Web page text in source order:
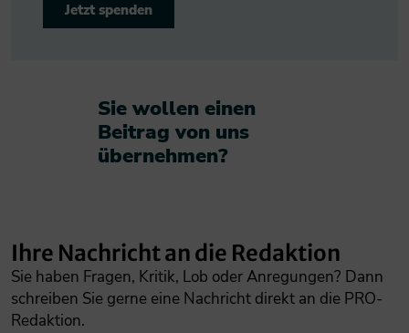
Jetzt spenden
Sie wollen einen
Beitrag von uns
übernehmen?​
Ihre Nachricht an die Redaktion
Sie haben Fragen, Kritik, Lob oder Anregungen? Dann
schreiben Sie gerne eine Nachricht direkt an die PRO-
Redaktion.